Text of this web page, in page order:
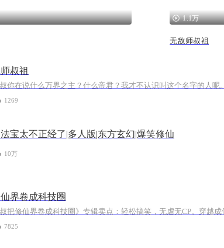
1.1万
无敌师叔祖
叔祖
1269
宝太不正经了|多人版|东方玄幻|爆笑修仙
10万
界卷成科技圈
7825